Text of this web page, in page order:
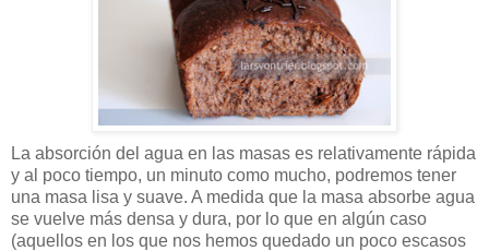
La absorción del agua en las masas es relativamente rápida
y al poco tiempo, un minuto como mucho, podremos tener
una masa lisa y suave. A medida que la masa absorbe agua
se vuelve más densa y dura, por lo que en algún caso
(aquellos en los que nos hemos quedado un poco escasos